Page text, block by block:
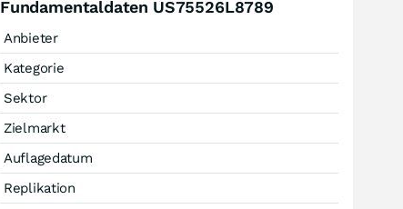
Fundamentaldaten US75526L8789
Anbieter
Kategorie
Sektor
Zielmarkt
Auflagedatum
Replikation